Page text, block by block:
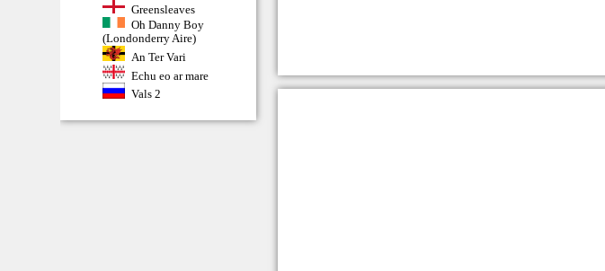
Greensleaves
Oh Danny Boy
(Londonderry Aire)
An Ter Vari
Echu eo ar mare
Vals 2